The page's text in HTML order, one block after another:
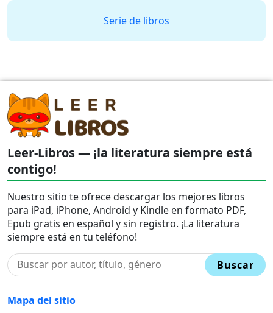
Serie de libros
Leer-Libros — ¡la literatura siempre está
contigo!
Nuestro sitio te ofrece descargar los mejores libros
para iPad, iPhone, Android y Kindle en formato PDF,
Epub gratis en español y sin registro. ¡La literatura
siempre está en tu teléfono!
Buscar
Mapa del sitio